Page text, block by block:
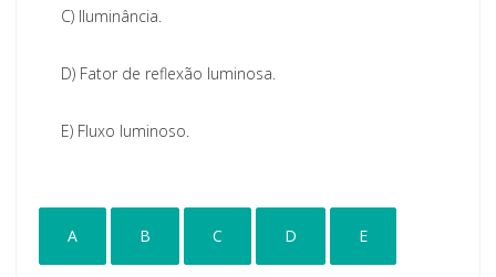
C) Iluminância.
D) Fator de reflexão luminosa.
E) Fluxo luminoso.
A B C D E